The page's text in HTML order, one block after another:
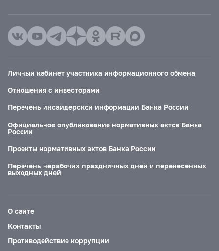
Личный кабинет участника информационного обмена
Отношения с инвесторами
Перечень инсайдерской информации Банка России
Официальное опубликование нормативных актов Банка
России
Проекты нормативных актов Банка России
Перечень нерабочих праздничных дней и перенесенных
выходных дней
О сайте
Контакты
Противодействие коррупции